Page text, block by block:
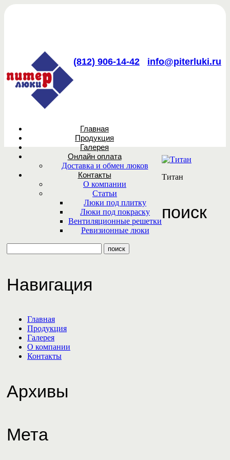
(812) 906-14-42 info@piterluki.ru
Главная
Продукция
Галерея
Онлайн оплата
Доставка и обмен люков
Контакты
О компании
Статьи
Люки под плитку
Люки под покраску
Вентиляционные решетки
Ревизионные люки
Титан
поиск
Навигация
Главная
Продукция
Галерея
О компании
Контакты
Архивы
Мета